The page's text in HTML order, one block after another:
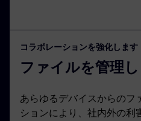
コラボレーションを強化します
ファイルを管理
あらゆるデバイスからのフ
ションにより、社内外の利